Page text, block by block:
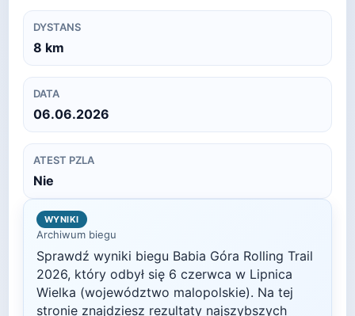
DYSTANS
8 km
DATA
06.06.2026
ATEST PZLA
Nie
WYNIKI
Archiwum biegu
Sprawdź wyniki biegu Babia Góra Rolling Trail
2026, który odbył się 6 czerwca w Lipnica
Wielka (województwo malopolskie). Na tej
stronie znajdziesz rezultaty najszybszych